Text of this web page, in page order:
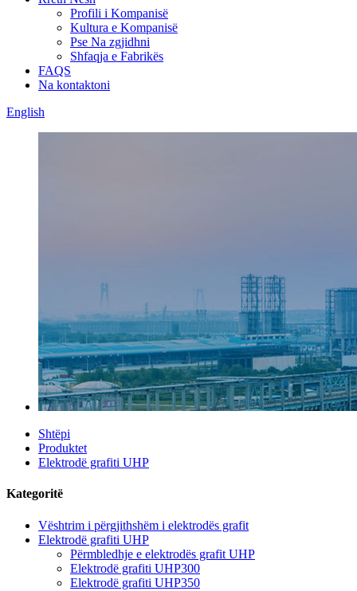
Profili i Kompanisë
Kultura e Kompanisë
Pse Na zgjidhni
Shfaqja e Fabrikës
FAQS
Na kontaktoni
English
Shtëpi
Produktet
Elektrodë grafiti UHP
Kategoritë
Vështrim i përgjithshëm i elektrodës grafit
Elektrodë grafiti UHP
Përmbledhje e elektrodës grafit UHP
Elektrodë grafiti UHP300
Elektrodë grafiti UHP350